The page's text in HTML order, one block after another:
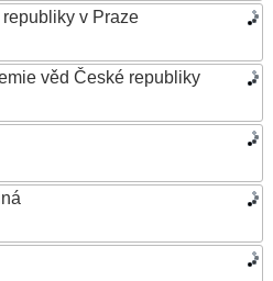
v Praze
věd České republiky